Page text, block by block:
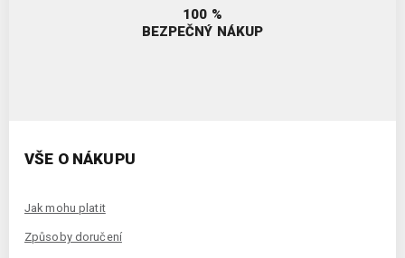
100 %
BEZPEČNÝ NÁKUP
VŠE O NÁKUPU
Jak mohu platit
Způsoby doručení